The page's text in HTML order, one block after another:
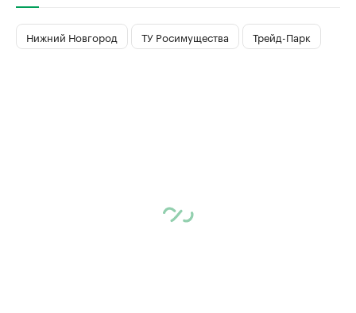
Нижний Новгород ТУ Росимущества Трейд-Парк